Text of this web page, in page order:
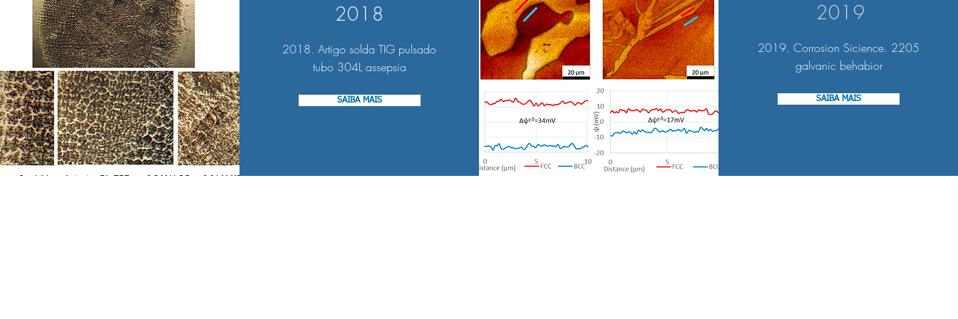
envolve planejamento, controle
de parâmetros, neutralização,
validação da camada passiva e
emissão de laud
validação: o que cada etapa da
recuperação de superfície em
aço inox entrega e por que a
ordem importa.
Com métodos como
PassivityScan®, boroscopia,
medição de rugosidade,
microscopia de campo,
inspeção visual e
Escreva um comentário
2018
2018. Artigo solda TIG pulsado
tubo 304L assepsia
SAIBA MAIS
2019
2019. Corrosion Sicience. 2205
galvanic behabior
SAIBA MAIS